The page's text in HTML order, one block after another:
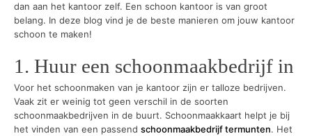
dan aan het kantoor zelf. Een schoon kantoor is van groot
belang. In deze blog vind je de beste manieren om jouw kantoor
schoon te maken!
1. Huur een schoonmaakbedrijf in
Voor het schoonmaken van je kantoor zijn er talloze bedrijven.
Vaak zit er weinig tot geen verschil in de soorten
schoonmaakbedrijven in de buurt. Schoonmaakkaart helpt je bij
het vinden van een passend schoonmaakbedrijf termunten. Het